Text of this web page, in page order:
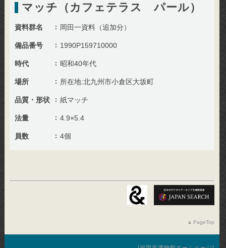
マッチ（カフェテラス パール）
資料群名 岡田一資料（追加分）
備品番号 1990P159710000
時代 昭和40年代
場所 所在地:北九州市小倉区大坂町
品質・形状 紙マッチ
法量 4.9×5.4
員数 4個
PageTop